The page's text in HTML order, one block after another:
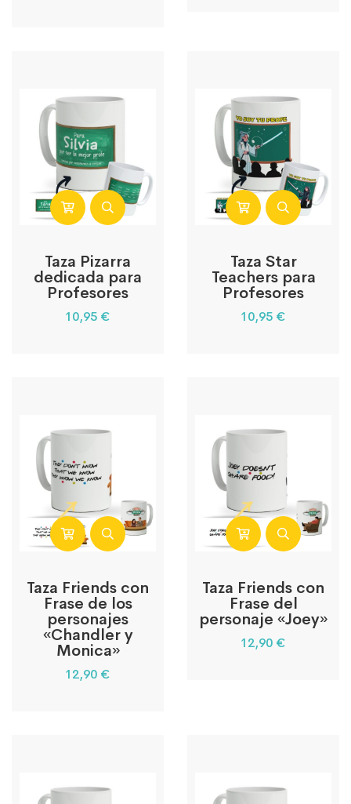
Taza Pizarra
dedicada para
Profesores
10,95 €
Taza Star
Teachers para
Profesores
10,95 €
Taza Friends con
Frase de los
personajes
«Chandler y
Monica»
12,90 €
Taza Friends con
Frase del
personaje «Joey»
12,90 €